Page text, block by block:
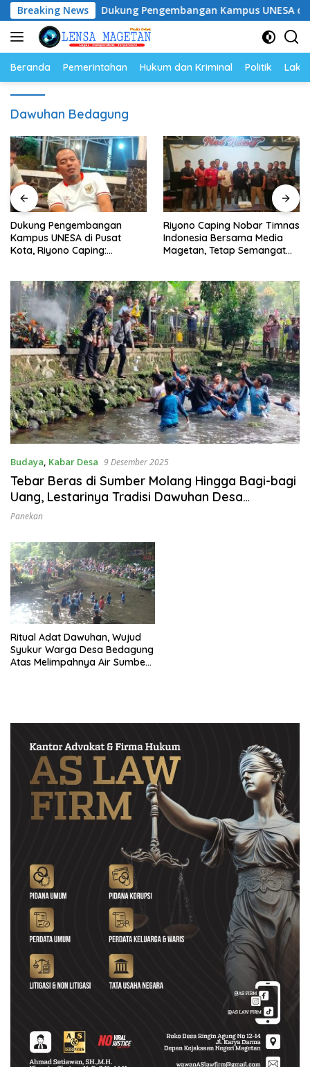
Langsung
ke
konten
Breaking NewsDukung Pengembangan Kampus UNESA di Pusat
Beranda Pemerintahan Hukum dan Kriminal Politik
Dawuhan Bedagung
Dukung Pengembangan
Kampus UNESA di Pusat
Kota, Riyono Caping:
Riyono Caping Nobar Timnas
Indonesia Bersama Media
Magetan, Tetap Semangat
Budaya, Kabar Desa 9 Desember 2025
Tebar Beras di Sumber Molang Hingga Bagi-bagi
Uang, Lestarinya Tradisi Dawuhan Desa
Bedagung
Panekan
Ritual Adat Dawuhan, Wujud
Syukur Warga Desa Bedagung
Atas Melimpahnya Air Sumber